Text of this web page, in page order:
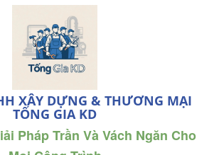
XÂY DỰNG & THƯƠNG MẠI
TỐNG GIA KD
Pháp Trần Và Vách Ngăn Cho